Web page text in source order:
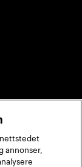
annonser,